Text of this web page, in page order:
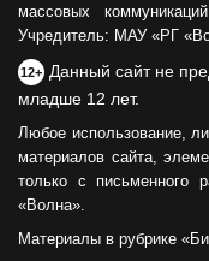
массовых
Учредитель: МАУ «РГ
12+ Данный сайт не
младше 12 лет.
Любое использование,
материалов сайта,
только с письменного
«Волна».
Материалы в рубрике